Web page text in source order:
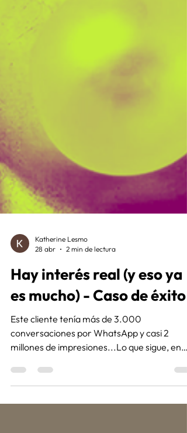
28 abr
2 min de lectura
Hay interés real (y eso ya
es mucho) - Caso de éxito
Este cliente tenía más de 3.000
conversaciones por WhatsApp y casi 2
millones de impresiones...Lo que sigue, en